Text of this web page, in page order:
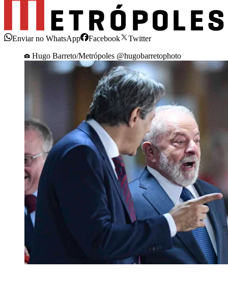
Enviar no WhatsApp Facebook
Twitter
Hugo Barreto/Metrópoles @hugobarretophoto